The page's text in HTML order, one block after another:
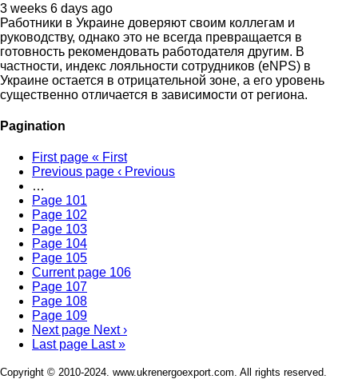
3 weeks 6 days ago
Работники в Украине доверяют своим коллегам и
руководству, однако это не всегда превращается в
готовность рекомендовать работодателя другим. В
частности, индекс лояльности сотрудников (eNPS) в
Украине остается в отрицательной зоне, а его уровень
существенно отличается в зависимости от региона.
Pagination
First page « First
Previous page ‹ Previous
…
Page 101
Page 102
Page 103
Page 104
Page 105
Current page 106
Page 107
Page 108
Page 109
Next page Next ›
Last page Last »
Copyright © 2010-2024. www.ukrenergoexport.com. All rights reserved.